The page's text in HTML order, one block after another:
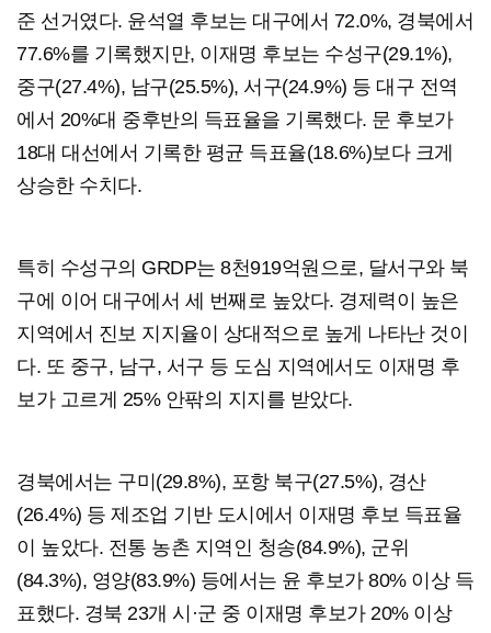
준 선거였다. 윤석열 후보는 대구에서 72.0%, 경북에서
77.6%를 기록했지만, 이재명 후보는 수성구(29.1%),
중구(27.4%), 남구(25.5%), 서구(24.9%) 등 대구 전역
에서 20%대 중후반의 득표율을 기록했다. 문 후보가
18대 대선에서 기록한 평균 득표율(18.6%)보다 크게
상승한 수치다.
특히 수성구의 GRDP는 8천919억원으로, 달서구와 북
구에 이어 대구에서 세 번째로 높았다. 경제력이 높은
지역에서 진보 지지율이 상대적으로 높게 나타난 것이
다. 또 중구, 남구, 서구 등 도심 지역에서도 이재명 후
보가 고르게 25% 안팎의 지지를 받았다.
경북에서는 구미(29.8%), 포항 북구(27.5%), 경산
(26.4%) 등 제조업 기반 도시에서 이재명 후보 득표율
이 높았다. 전통 농촌 지역인 청송(84.9%), 군위
(84.3%), 영양(83.9%) 등에서는 윤 후보가 80% 이상 득
표했다. 경북 23개 시·군 중 이재명 후보가 20% 이상